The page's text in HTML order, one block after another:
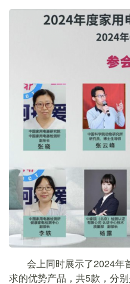
会上同时展示了2024年
求的优势产品，共5款，分